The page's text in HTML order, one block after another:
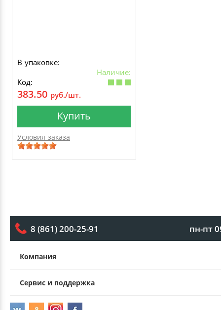
В упаковке:
Наличие:
Код:
383.50 руб./шт.
Купить
Условия заказа
8 (861) 200-25-91 пн-пт
Компания
Сервис и поддержка